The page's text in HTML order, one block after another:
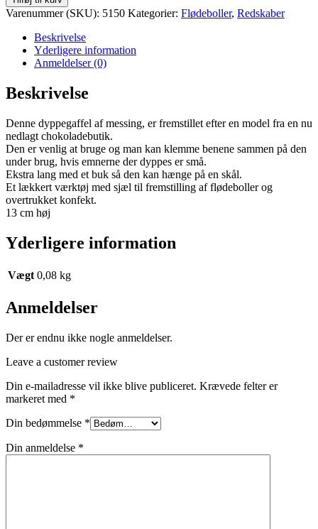
Varenummer (SKU): 5150 Kategorier: Flødeboller, Redskaber
Beskrivelse
Yderligere information
Anmeldelser (0)
Beskrivelse
Denne dyppegaffel af messing, er fremstillet efter en model fra en nu
nedlagt chokoladebutik.
Den er venlig at bruge og man kan klemme benene sammen på den
under brug, hvis emnerne der dyppes er små.
Ekstra lang med et buk så den kan hænge på en skål.
Et lækkert værktøj med sjæl til fremstilling af flødeboller og
overtrukket konfekt.
13 cm høj
Yderligere information
Vægt 0,08 kg
Anmeldelser
Der er endnu ikke nogle anmeldelser.
Leave a customer review
Din e-mailadresse vil ikke blive publiceret. Krævede felter er
markeret med *
Din bedømmelse *
Din anmeldelse *